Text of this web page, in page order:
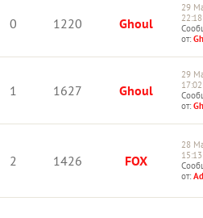
0 1220 Ghoul
29
22:18
от:
1 1627 Ghoul
29
17:02
от:
2 1426 FOX
28
15:13
от: